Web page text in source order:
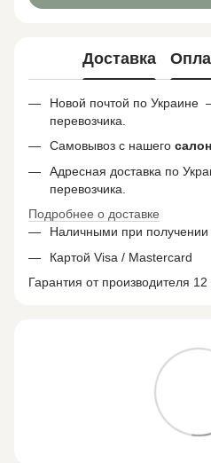
Доставка
Новой почтой по
перевозчика.
Самовывоз с нашего
Адресная доставка по
перевозчика.
Подробнее о доставке
Наличными при получении
Картой Visa / Mastercard
Гарантия от производителя